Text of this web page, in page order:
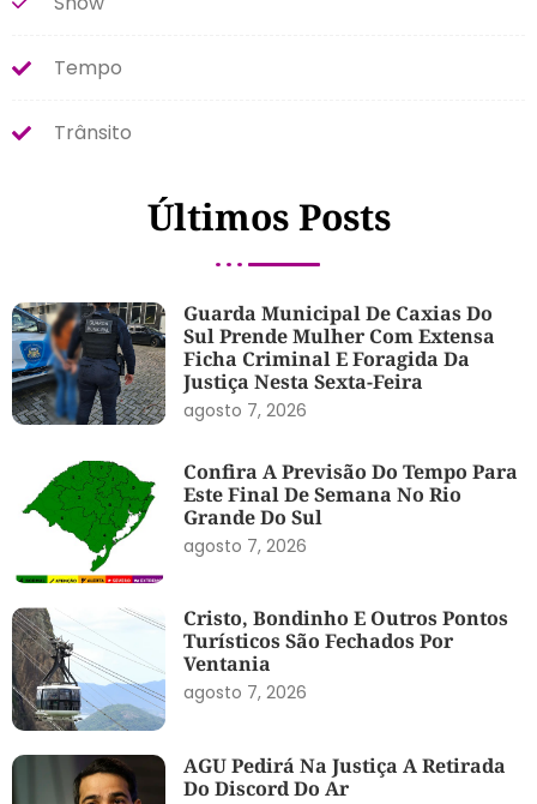
Tempo
Trânsito
Últimos Posts
Guarda Municipal De Caxias Do
Sul Prende Mulher Com Extensa
Ficha Criminal E Foragida Da
Justiça Nesta Sexta-Feira
agosto 7, 2026
Confira A Previsão Do Tempo Para
Este Final De Semana No Rio
Grande Do Sul
agosto 7, 2026
Cristo, Bondinho E Outros Pontos
Turísticos São Fechados Por
Ventania
agosto 7, 2026
AGU Pedirá Na Justiça A Retirada
Do Discord Do Ar